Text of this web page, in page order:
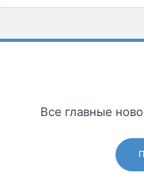
Все главные